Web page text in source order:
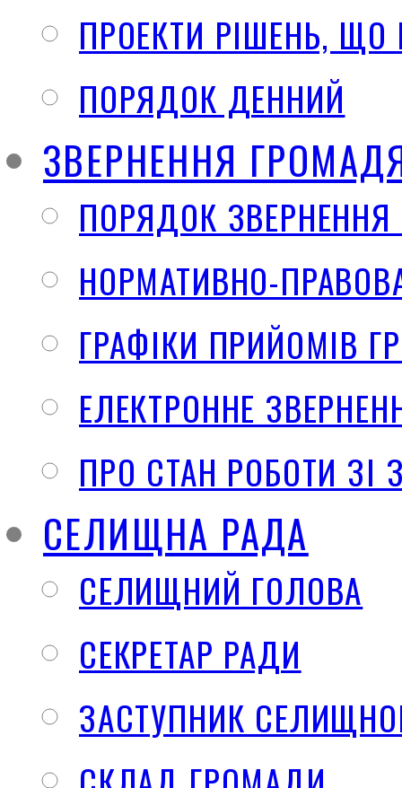
ПРОЕКТИ РІШЕНЬ,
ПОРЯДОК ДЕННИЙ
ЗВЕРНЕННЯ
ПОРЯДОК
НОРМАТИВНО-
ГРАФІКИ ПРИЙОМІВ
ЕЛЕКТРОННЕ
ПРО СТАН РОБОТИ
СЕЛИЩНА РАДА
СЕЛИЩНИЙ ГОЛОВА
СЕКРЕТАР РАДИ
ЗАСТУПНИК